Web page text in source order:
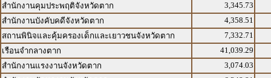
สำนักงานคุมประพฤติจังหวัดตาก
3,345.73
สำนักงานบังคับคดีจังหวัดตาก
4,358.51
สถานพินิจและคุ้มครองเด็กและเยาวชนจังหวัดตาก
7,332.71
เรือนจำกลางตาก
41,039.29
สำนักงานแรงงานจังหวัดตาก
3,074.03